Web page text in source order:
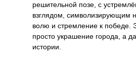
решительной позе, с
взглядом, символизирующим
волю и стремление к победе.
просто украшение города, а
истории.